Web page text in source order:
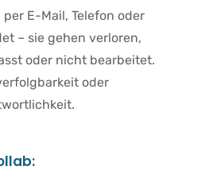
E-Mail, Telefon oder
– sie gehen verloren,
oder nicht bearbeitet.
oder
llab: